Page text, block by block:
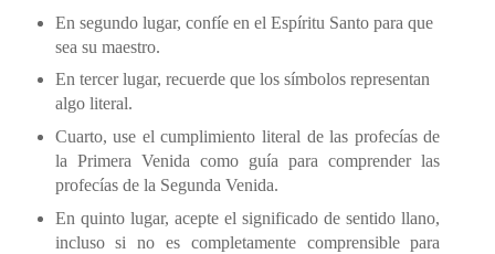
En segundo lugar, confíe en el Espíritu Santo para que
sea su maestro.
En tercer lugar, recuerde que los símbolos representan
algo literal.
Cuarto, use el cumplimiento literal de las profecías de
la Primera Venida como guía para comprender las
profecías de la Segunda Venida.
En quinto lugar, acepte el significado de sentido llano,
incluso si no es completamente comprensible para